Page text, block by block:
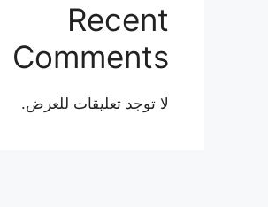
Recent
Comments
لا توجد تعليقات للعرض.